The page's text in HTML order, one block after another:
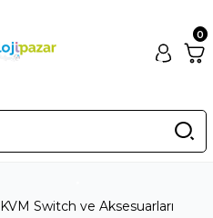
0
KVM Switch ve Aksesuarları